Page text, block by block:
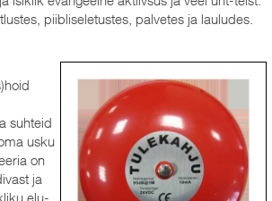
piibliseletustes, palvetes ja lauludes.
suhteid
usku
on
ja
elu-